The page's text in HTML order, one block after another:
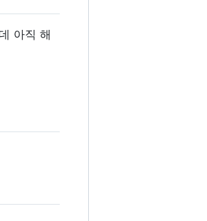
아직 해